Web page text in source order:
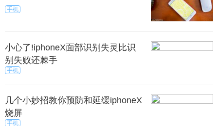
手机
小心了!iphoneX面部识别失灵比识
别失败还棘手
手机
几个小妙招教你预防和延缓iphoneX
烧屏
手机